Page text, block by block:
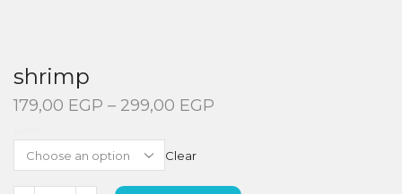
shrimp
179,00 EGP – 299,00 EGP
Clear